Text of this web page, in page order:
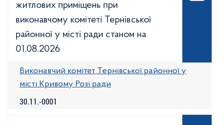
житлових приміщень при
виконавчому комітеті Тернівської
районної у місті ради станом на
01.08.2026
30.11.-0001
Виконавчий комітет Тернівської районної у
місті Кривому Розі ради